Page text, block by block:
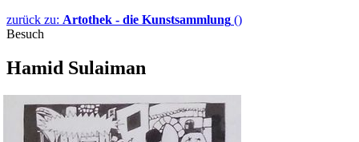
zurück zu: Artothek - die Kunstsammlung ()
Besuch
Hamid Sulaiman